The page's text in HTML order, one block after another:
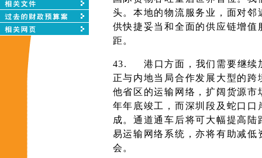
头。本地的物流服务业，面对
供快捷妥当和全面的供应链增
距。
43.
港口方面，我们需要继
正与内地当局合作发展大型的
他省区的运输网络，扩阔货源
年年底竣工，而深圳段及蛇口
成。通道通车后将可大幅提高
易运输网络系统，亦将有助减
会。